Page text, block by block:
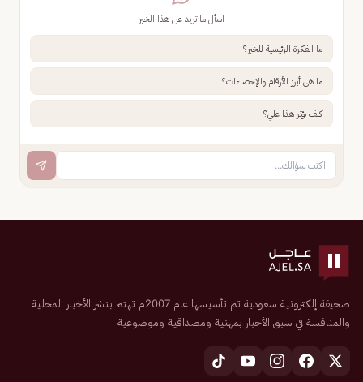
اسأل ما تريد عن هذا الخبر
ما الفكرة الرئيسية للخبر؟
ما هي أبرز الأرقام والإحصاءات؟
كيف يؤثر هذا علي؟
صحيفة إلكترونية سعودية تم تأسيسها عام 2007م تهتم بنشر الأخبار المحلية
والمنافسة في سبق الأخبار بمهنية ومصداقية وموضوعية